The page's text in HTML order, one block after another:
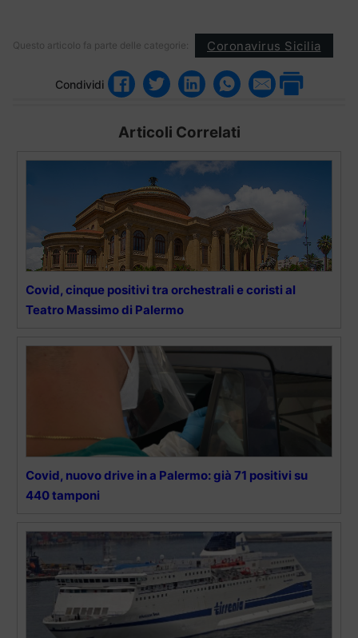
Questo articolo fa parte delle categorie: Coronavirus Sicilia
Condividi
Articoli Correlati
Covid, cinque positivi tra orchestrali e coristi al
Teatro Massimo di Palermo
Covid, nuovo drive in a Palermo: già 71 positivi su
440 tamponi